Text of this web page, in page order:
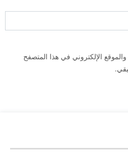
الإلكتروني في هذا المتصفح